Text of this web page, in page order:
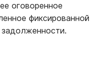
оговоренное
фиксированной